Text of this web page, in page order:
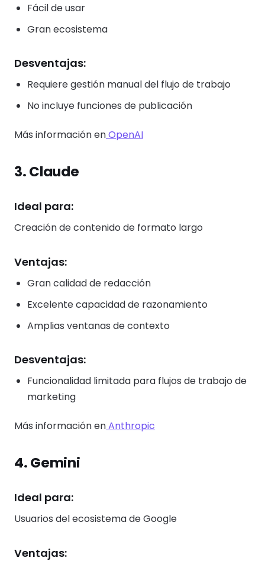
Fácil de usar
Gran ecosistema
Desventajas:
Requiere gestión manual del flujo de trabajo
No incluye funciones de publicación
Más información enOpenAI
3. Claude
Ideal para:
Creación de contenido de formato largo
Ventajas:
Gran calidad de redacción
Excelente capacidad de razonamiento
Amplias ventanas de contexto
Desventajas:
Funcionalidad limitada para flujos de trabajo de
marketing
Más información enAnthropic
4. Gemini
Ideal para:
Usuarios del ecosistema de Google
Ventajas: